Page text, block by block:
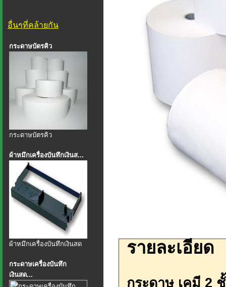
อื่นๆที่คล้ายกัน
กระดาษบัตรคิว
กระดาษบัตรคิว
ผ้าหมึกเครื่องบันทึกเงินส...
ผ้าหมึกเครื่องบันทึกเงินสด
กระดาษเครื่องบันทึก
เงินสด...
รายละเอียด
กระดาษ เคมี 2